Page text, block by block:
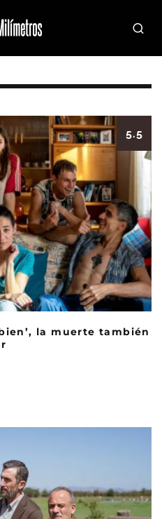
5.5
la muerte también